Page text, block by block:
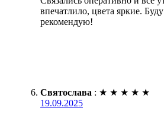
впечатлило, цвета яркие.
рекомендую!
Святослава : ★ ★ ★ ★ ★
19.09.2025